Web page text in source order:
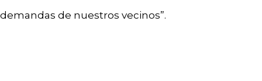
demandas de nuestros vecinos”.